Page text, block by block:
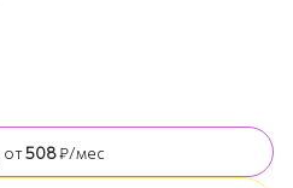
от508₽/мес